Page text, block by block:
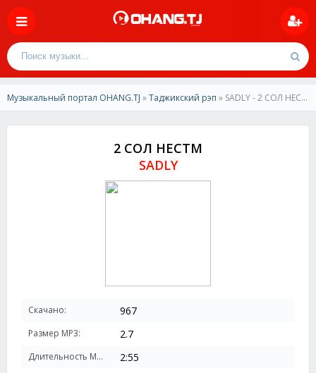
Музыкальный портал OHANG.TJ »Таджикский рэп » SADLY - 2 СОЛ НЕСТМ
2 СОЛ НЕСТМ
SADLY
Скачано: 967
Размер MP3: 2.7
Длительность MP3: 2:55